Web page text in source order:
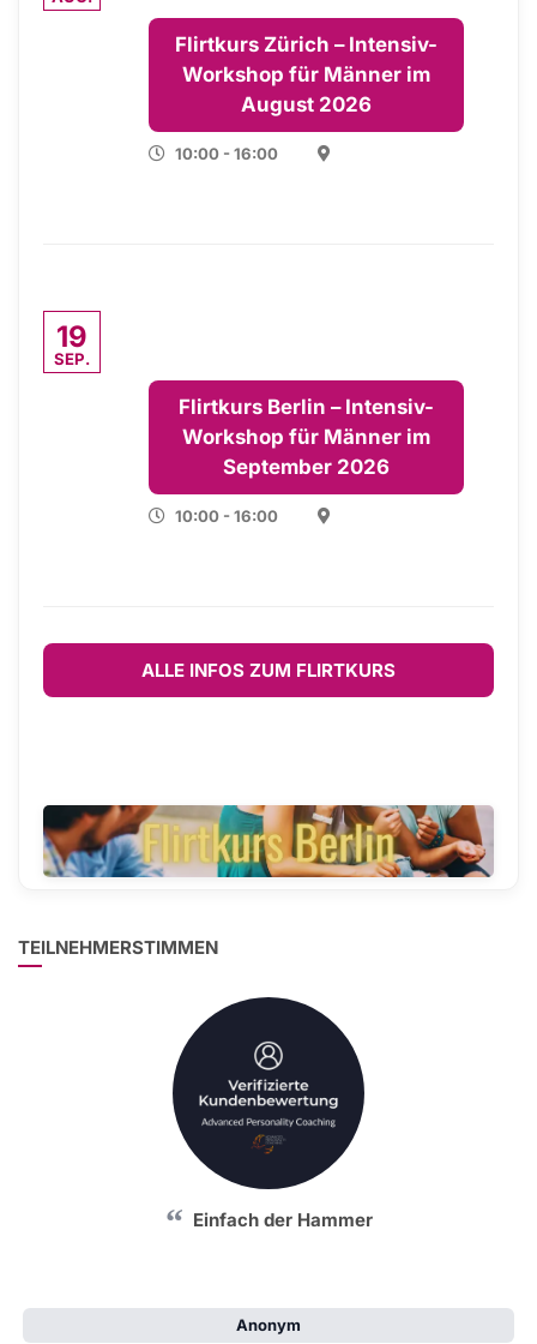
Flirtkurs Zürich – Intensiv-
Workshop für Männer im
August 2026
10:00 - 16:00
19
SEP.
Flirtkurs Berlin – Intensiv-
Workshop für Männer im
September 2026
10:00 - 16:00
ALLE INFOS ZUM FLIRTKURS
TEILNEHMERSTIMMEN
Einfach der Hammer
Anonym